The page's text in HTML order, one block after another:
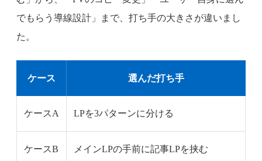
でもらう導線設計」まで、打ち手の大きさが違いまし
た。
ケース 選んだ打ち手
ケースA LPを3パターンに分ける
ケースB メインLPの手前に記事LPを挟む